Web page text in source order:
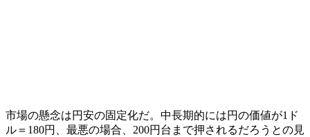
市場の懸念は円安の固定化だ。中長期的には円の価値が1ド
ル＝180円、最悪の場合、200円台まで押されるだろうとの見